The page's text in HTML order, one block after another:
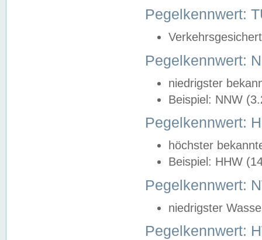
Pegelkennwert:
Pegelkennwert:
niedrigster
Beispiel: NNW
Pegelkennwert:
höchster
Beispiel: HHW
Pegelkennwert:
niedrigster
Pegelkennwert: